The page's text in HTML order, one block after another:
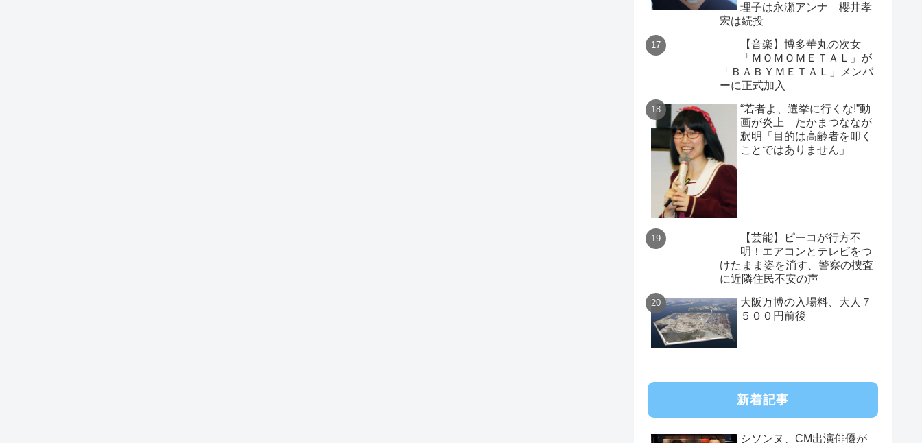
理子は永瀬アンナ 櫻井孝
宏は続投
【音楽】博多華丸の次女
「ＭＯＭＯＭＥＴＡＬ」が
「ＢＡＢＹＭＥＴＡＬ」メンバ
ーに正式加入
“若者よ、選挙に行くな!”動
画が炎上 たかまつななが
釈明「目的は高齢者を叩く
ことではありません」
【芸能】ピーコが行方不
明！エアコンとテレビをつ
けたまま姿を消す、警察の捜査
に近隣住民不安の声
大阪万博の入場料、大人７
５００円前後
新着記事
シソンヌ、CM出演俳優が